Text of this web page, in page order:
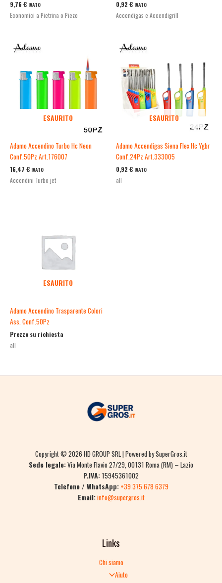
9,76 € IVATO
Economici a Pietrina o Piezo
0,92 € IVATO
Accendigas e Accendigrill
ESAURITO
Adamo Accendino Turbo Hc Neon
Conf.50Pz Art.176007
16,47 € IVATO
Accendini Turbo jet
ESAURITO
Adamo Accendigas Siena Flex Hc Ygbr
Conf.24Pz Art.333005
0,92 € IVATO
all
ESAURITO
Adamo Accendino Trasparente Colori
Ass. Conf.50Pz
Prezzo su richiesta
all
Copyright © 2026 HD GROUP SRL | Powered by SuperGros.it
Sede legale:Via Monte Flavio 27/29, 00131 Roma (RM) – Lazio
P.IVA:15945361002
Telefono / WhatsApp: +39 375 678 6379
Email:info@supergros.it
Links
Chi siamo
Aiuto